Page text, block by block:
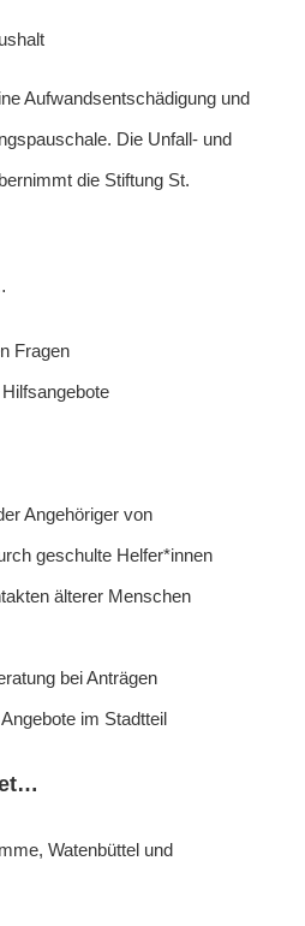
Aufwandsentschädigung und
Die Unfall- und
die Stiftung St.
Fragen
Angehöriger von
geschulte Helfer*innen
älterer Menschen
bei Anträgen
im Stadtteil
Watenbüttel und